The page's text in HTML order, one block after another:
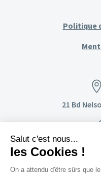
Politique
21 Bd
Salut c'est nous...
les Cookies !
On a attendu d'être sûrs que